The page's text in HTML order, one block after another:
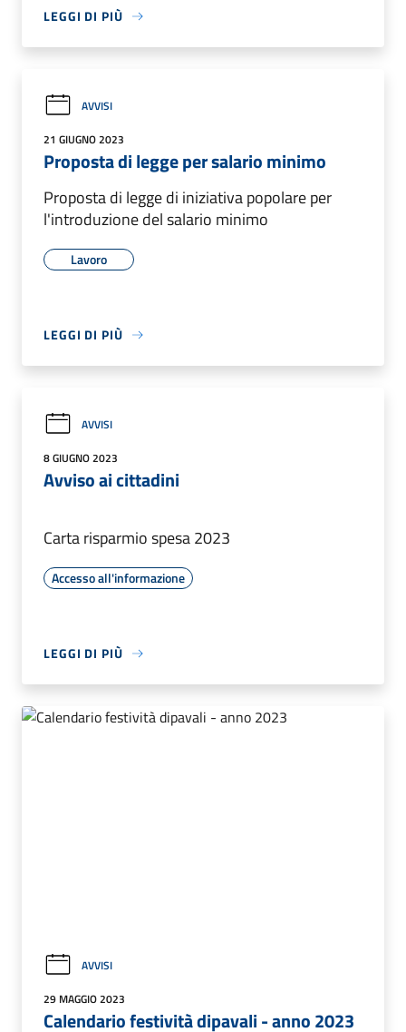
LEGGI DI PIÙ
AVVISI
21 GIUGNO 2023
Proposta di legge per salario minimo
Proposta di legge di iniziativa popolare per
l'introduzione del salario minimo
Lavoro
LEGGI DI PIÙ
AVVISI
8 GIUGNO 2023
Avviso ai cittadini
Carta risparmio spesa 2023
Accesso all'informazione
LEGGI DI PIÙ
AVVISI
29 MAGGIO 2023
Calendario festività dipavali - anno 2023